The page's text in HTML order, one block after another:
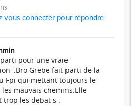
vous connecter pour répondre
pour une vraie
.Bro Grebe fait parti de la
Fpi qui mettant toujours le
mauvais chemins.Elle
trop les debat s .